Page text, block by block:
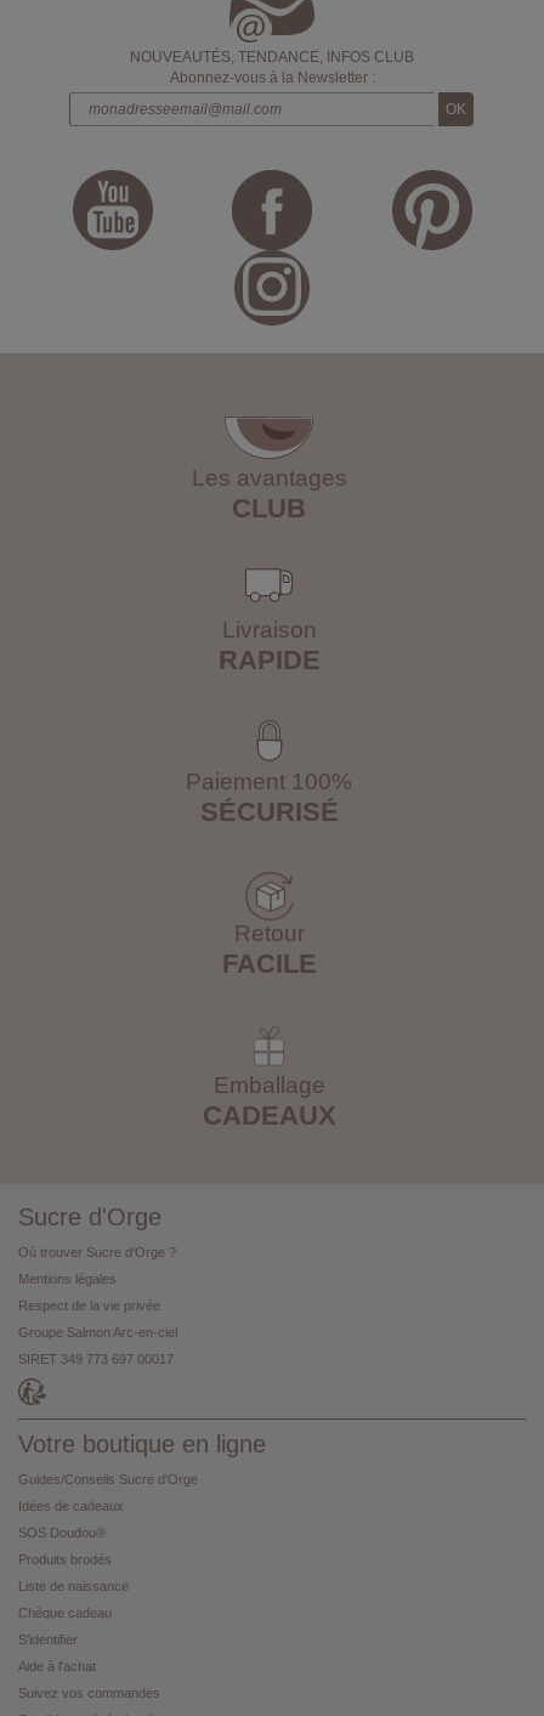
NOUVEAUTÉS, TENDANCE, INFOS CLUB
Abonnez-vous à la Newsletter :
Les avantages
CLUB
Livraison
RAPIDE
Paiement 100%
SÉCURISÉ
Retour
FACILE
Emballage
CADEAUX
Sucre d'Orge
Où trouver Sucre d'Orge ?
Mentions légales
Respect de la vie privée
Groupe Salmon Arc-en-ciel
SIRET 349 773 697 00017
Votre boutique en ligne
Guides/Conseils Sucre d'Orge
Idées de cadeaux
SOS Doudou®
Produits brodés
Liste de naissance
Chèque cadeau
S'identifier
Aide à l'achat
Suivez vos commandes